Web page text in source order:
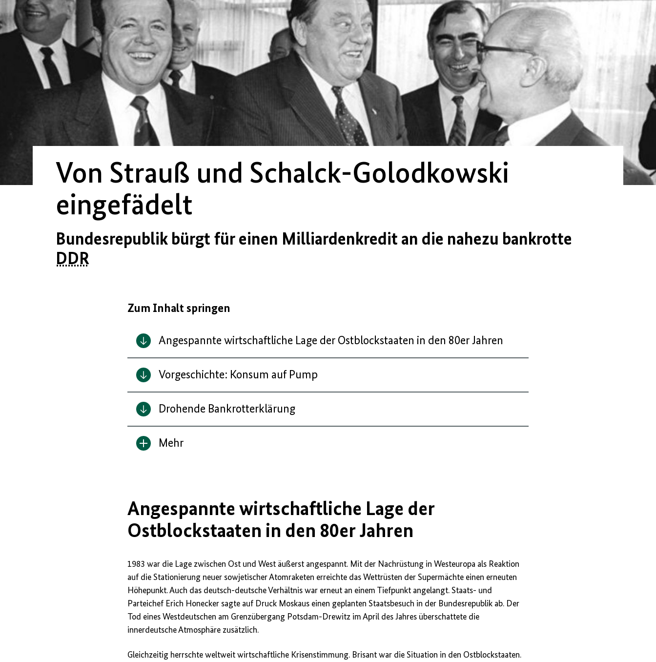
Von Strauß und Schalck-Golodkowski
eingefädelt
Bundesrepublik bürgt für einen Milliardenkredit an die nahezu bankrotte
DDR
Zum Inhalt springen
Angespannte wirtschaftliche Lage der Ostblockstaaten in den 80er Jahren
Vorgeschichte: Konsum auf Pump
Drohende Bankrotterklärung
Inhalt
Mehr
Angespannte wirtschaftliche Lage der
Ostblockstaaten in den 80er Jahren
1983 war die Lage zwischen Ost und West äußerst angespannt. Mit der Nachrüstung in Westeuropa als Reaktion
auf die Stationierung neuer sowjetischer Atomraketen erreichte das Wettrüsten der Supermächte einen erneuten
Höhepunkt. Auch das deutsch-deutsche Verhältnis war erneut an einem Tiefpunkt angelangt. Staats- und
Parteichef Erich Honecker sagte auf Druck Moskaus einen geplanten Staatsbesuch in der Bundesrepublik ab. Der
Tod eines Westdeutschen am Grenzübergang Potsdam-Drewitz im April des Jahres überschattete die
innerdeutsche Atmosphäre zusätzlich.
Gleichzeitig herrschte weltweit wirtschaftliche Krisenstimmung. Brisant war die Situation in den Ostblockstaaten.